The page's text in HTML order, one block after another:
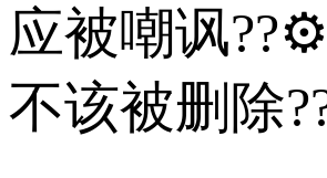
应被嘲讽
不该被删除